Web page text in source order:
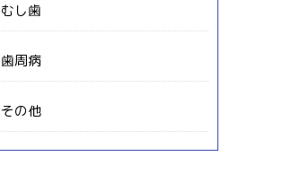
むし歯
歯周病
その他